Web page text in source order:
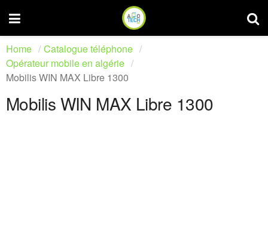
Home
Catalogue téléphone
Opérateur mobile en algérie
Mobilis WIN MAX Libre 1300
Mobilis WIN MAX Libre 1300